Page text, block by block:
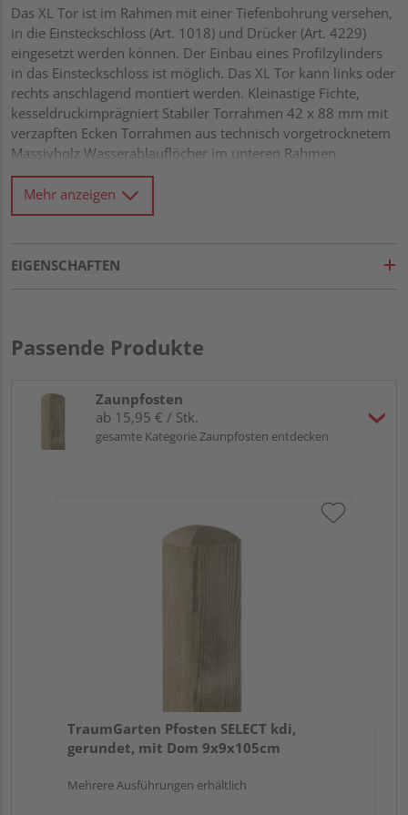
Das XL Tor ist im Rahmen mit einer Tiefenbohrung versehen,
in die Einsteckschloss (Art. 1018) und Drücker (Art. 4229)
eingesetzt werden können. Der Einbau eines Profilzylinders
in das Einsteckschloss ist möglich. Das XL Tor kann links oder
rechts anschlagend montiert werden. Kleinastige Fichte,
kesseldruckimprägniert Stabiler Torrahmen 42 x 88 mm mit
verzapften Ecken Torrahmen aus technisch vorgetrocknetem
Massivholz Wasserablauflöcher im unteren Rahmen
Glattgehobelte Rundkanten-Lamellen 9 x 95 mm,
überlappend montiert Diagonalverstrebung Alle
Verbindungen aus Edelstahl
Mehr anzeigen
EIGENSCHAFTEN
Passende Produkte
Zaunpfosten
ab 15,95 € / Stk.
gesamte Kategorie Zaunpfosten entdecken
TraumGarten Pfosten SELECT kdi,
gerundet, mit Dom 9x9x105cm
Mehrere Ausführungen erhältlich